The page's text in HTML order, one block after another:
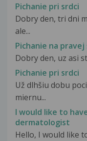
Pichanie pri srdci
Dobry den, tri dni
ale...
Pichanie na
Dobry den, uz asi
Pichanie pri srdci
Už dlhšiu dobu
miernu...
I would like to
dermatologist
Hello, I would like